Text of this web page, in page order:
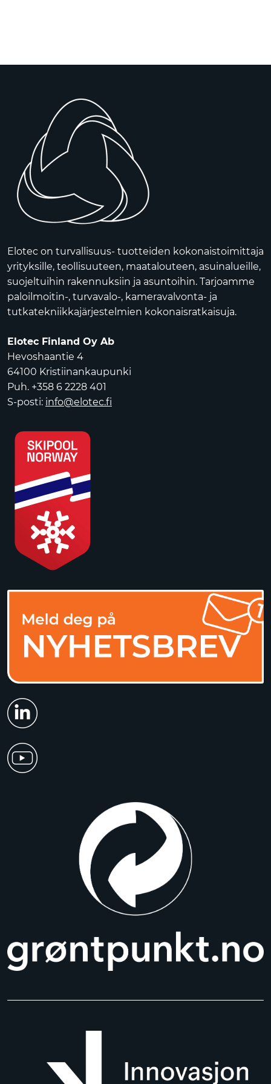
Elotec on turvallisuus- tuotteiden kokonaistoimittaja
yrityksille, teollisuuteen, maatalouteen, asuinalueille,
suojeltuihin rakennuksiin ja asuntoihin. Tarjoamme
paloilmoitin-, turvavalo-, kameravalvonta- ja
tutkatekniikkajärjestelmien kokonaisratkaisuja.
Elotec Finland Oy Ab
Hevoshaantie 4
64100 Kristiinankaupunki
Puh. +358 6 2228 401
S-posti: info@elotec.fi
Referenssit
YHTEYSTIEDOT
Verkkokauppa